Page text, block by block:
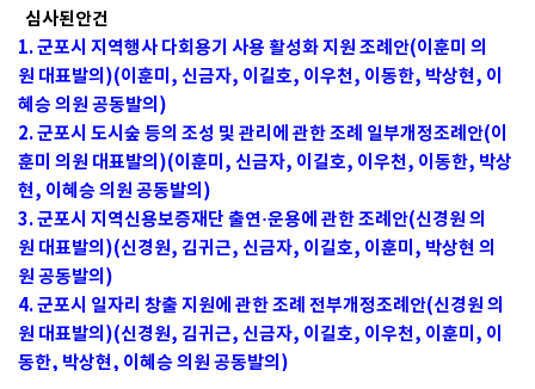
심사된안건
1. 군포시 지역행사 다회용기 사용 활성화 지원 조례안(이훈미 의
원 대표발의)(이훈미, 신금자, 이길호, 이우천, 이동한, 박상현, 이
혜승 의원 공동발의)
2. 군포시 도시숲 등의 조성 및 관리에 관한 조례 일부개정조례안(이
훈미 의원 대표발의)(이훈미, 신금자, 이길호, 이우천, 이동한, 박상
현, 이혜승 의원 공동발의)
3. 군포시 지역신용보증재단 출연·운용에 관한 조례안(신경원 의
원 대표발의)(신경원, 김귀근, 신금자, 이길호, 이훈미, 박상현 의
원 공동발의)
4. 군포시 일자리 창출 지원에 관한 조례 전부개정조례안(신경원 의
원 대표발의)(신경원, 김귀근, 신금자, 이길호, 이우천, 이훈미, 이
동한, 박상현, 이혜승 의원 공동발의)